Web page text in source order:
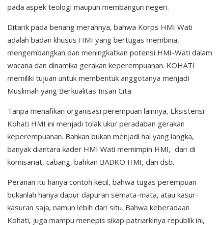
pada aspek teologi maupun membangun negeri.
Ditarik pada benang merahnya, bahwa Korps HMI Wati
adalah badan khusus HMI yang bertugas membina,
mengembangkan dan meningkatkan potensi HMI-Wati dalam
wacana dan dinamika gerakan keperempuanan. KOHATI
memiliki tujuan untuk membentuk anggotanya menjadi
Muslimah yang Berkualitas Insan Cita.
Tanpa menafikan organisasi perempuan lainnya, Eksistensi
Kohati HMI ini menjadi tolak ukur peradaban gerakan
keperempuanan. Bahkan bukan menjadi hal yang langka,
banyak diantara kader HMI Wati memimpin HMI, dari di
komisariat, cabang, bahkan BADKO HMI, dan dsb.
Peranan itu hanya contoh kecil, bahwa tugas perempuan
bukanlah hanya dapur dapuran semata-mata, atau kasur-
kasuran saja, namun lebih dari situ. Bahwa keberadaan
Kohati, juga mampu menepis sikap patriarkinya republik ini,